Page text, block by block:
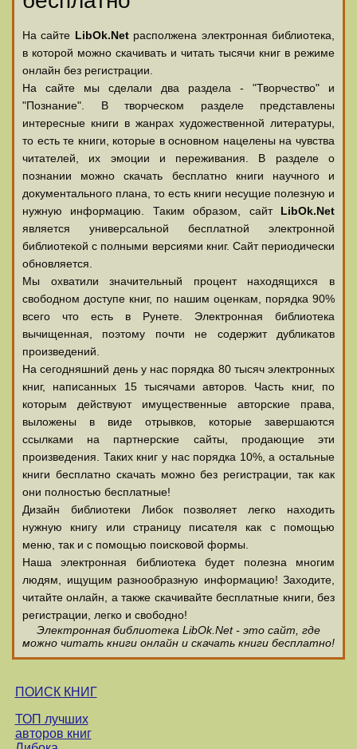
На сайте LibOk.Netрасполжена электронная библиотека,
в которой можно скачивать и читать тысячи книг в режиме
онлайн без регистрации.
На сайте мы сделали два раздела - "Творчество" и
"Познание". В творческом разделе представлены
интересные книги в жанрах художественной литературы,
то есть те книги, которые в основном нацелены на чувства
читателей, их эмоции и переживания. В разделе о
познании можно скачать бесплатно книги научного и
документального плана, то есть книги несущие полезную и
нужную информацию. Таким образом, сайт LibOk.Net
является универсальной бесплатной электронной
библиотекой с полными версиями книг. Сайт периодически
обновляется.
Мы охватили значительный процент находящихся в
свободном доступе книг, по нашим оценкам, порядка 90%
всего что есть в Рунете. Электронная библиотека
вычищенная, поэтому почти не содержит дубликатов
произведений.
На сегодняшний день у нас порядка 80 тысяч электронных
книг, написанных 15 тысячами авторов. Часть книг, по
которым действуют имущественные авторские права,
выложены в виде отрывков, которые завершаются
ссылками на партнерские сайты, продающие эти
произведения. Таких книг у нас порядка 10%, а остальные
книги бесплатно скачать можно без регистрации, так как
они полностью бесплатные!
Дизайн библиотеки Либок позволяет легко находить
нужную книгу или страницу писателя как с помощью
меню, так и с помощью поисковой формы.
Наша электронная библиотека будет полезна многим
людям, ищущим разнообразную информацию! Заходите,
читайте онлайн, а также скачивайте бесплатные книги, без
регистрации, легко и свободно!
Электронная библиотека LibOk.Net - это сайт, где
можно читать книги онлайн и скачать книги бесплатно!
ПОИСК КНИГ
ТОП лучших
авторов книг